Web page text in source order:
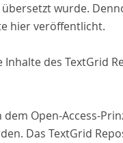
wurde.
hier veröffentlicht.
des TextGrid
Open-Access-
Das TextGrid